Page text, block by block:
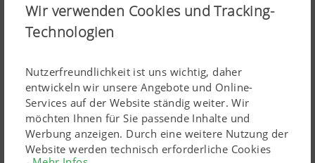
Wir verwenden Cookies und Tracking-
Technologien
Nutzerfreundlichkeit ist uns wichtig, daher
entwickeln wir unsere Angebote und Online-
Services auf der Website ständig weiter. Wir
möchten Ihnen für Sie passende Inhalte und
Werbung anzeigen. Durch eine weitere Nutzung der
Website werden technisch erforderliche Cookies
Artikel herunterladen
ÄHNLICHE ARTIKEL